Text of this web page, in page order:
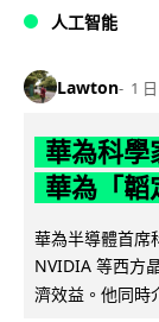
人工智能
Lawton 1 日
華為科學
華為「韜
華為半導體首席
NVIDIA 等西方
濟效益。他同時